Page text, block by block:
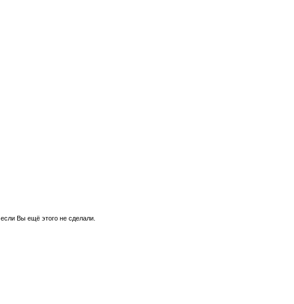
, если Вы ещё этого не сделали.